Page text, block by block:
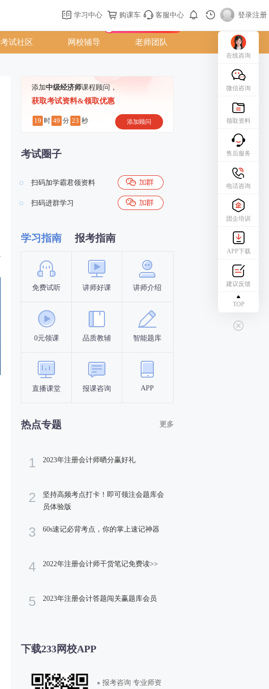
购课车 登录/注册
学习中心 购课车 客服中心 登录|注册
考试社区 网校辅导 老师团队
添加中级经济师课程顾问，
获取考试资料&领取优惠
19 时 49 分 22 秒 添加顾问
考试圈子
扫码加学霸君领资料
扫码进群学习
学习指南 报考指南
免费试听 讲师好课 讲师介绍
0元领课 品质教辅 智能题库
直播课堂 报课咨询 APP
报名时间
热点专题 更多
1 2023年注册会计师晒分赢好礼
2
坚持高频考点打卡！即可领注会题库会
员体验版
3 60s速记必背考点，你的掌上速记神器
4 2022年注册会计师干货笔记免费读>>
5 2023年注册会计答题闯关赢题库会员
下载233网校APP
报考咨询 专业师资
在线咨询
微信咨询
领取资料
售后服务
电话咨询
团企培训
APP下载
建议反馈
TOP